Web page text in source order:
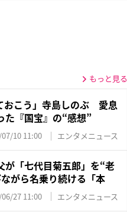
もっと見る
おこう」寺島しのぶ 愛息
た『国宝』の“感想”
10 11:00 エンタメニュース
「七代目菊五郎」を“老
がら名乗り続ける「本
27 11:00 エンタメニュース